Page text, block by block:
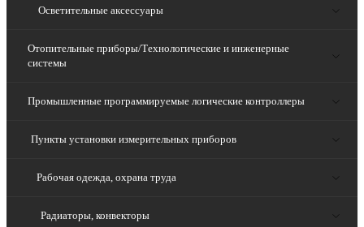
Осветительные аксессуары
Отопительные приборы/Технологические и инженерные
системы
Промышленные программируемые логические контроллеры
Пункты установки измерительных приборов
Рабочая одежда, охрана труда
Радиаторы, конвекторы